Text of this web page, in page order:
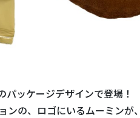
ッケージデザインで登場！
の、ロゴにいるムーミンが、